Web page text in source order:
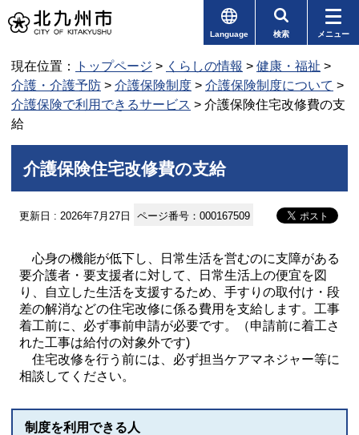
Language 検索 メニュー
現在位置： トップページ > くらしの情報 > 健康・福祉 >
介護・介護予防 > 介護保険制度 > 介護保険制度について >
介護保険で利用できるサービス > 介護保険住宅改修費の支
給
介護保険住宅改修費の支給
更新日 : 2026年7月27日 ページ番号：000167509
心身の機能が低下し、日常生活を営むのに支障がある
要介護者・要支援者に対して、日常生活上の便宜を図
り、自立した生活を支援するため、手すりの取付け・段
差の解消などの住宅改修に係る費用を支給します。工事
着工前に、必ず事前申請が必要です。（申請前に着工さ
れた工事は給付の対象外です)
住宅改修を行う前には、必ず担当ケアマネジャー等に
相談してください。
制度を利用できる人